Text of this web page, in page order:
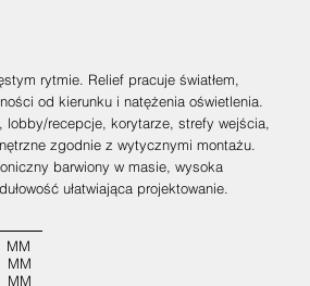
rytmie. Relief pracuje światłem,
od kierunku i natężenia oświetlenia.
recepcje, korytarze, strefy wejścia,
zgodnie z wytycznymi montażu.
barwiony w masie, wysoka
ułatwiająca projektowanie.
MM
MM
MM